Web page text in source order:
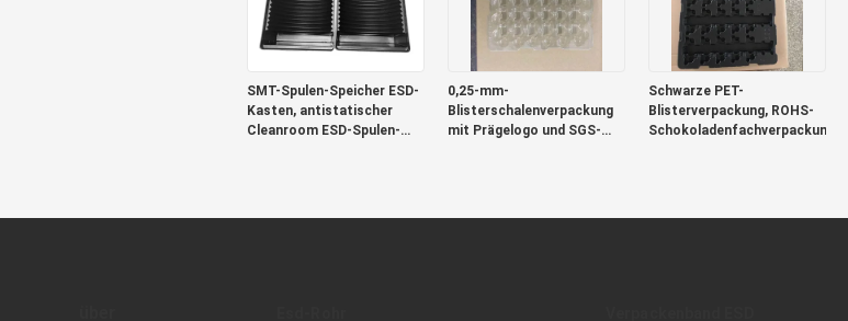
SMT-Spulen-Speicher ESD-
Kasten, antistatischer
Cleanroom ESD-Spulen-
0,25-mm-
Blisterschalenverpackung
mit Prägelogo und SGS-
Schwarze PET-
Blisterverpackung, ROHS-
Schokoladenfachverpackung